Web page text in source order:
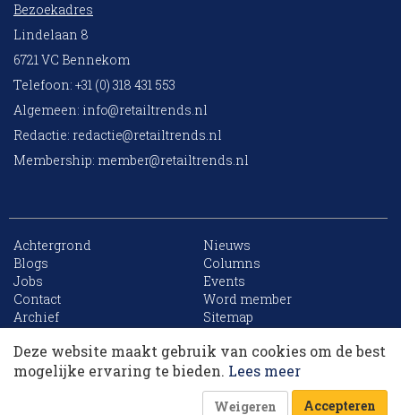
Bezoekadres
Lindelaan 8
6721 VC Bennekom
Telefoon: +31 (0) 318 431 553
Algemeen: info@retailtrends.nl
Redactie: redactie@retailtrends.nl
Membership: member@retailtrends.nl
Achtergrond
Nieuws
Blogs
Columns
Jobs
Events
Contact
Word member
Archief
Sitemap
Website is powered by
Deze website maakt gebruik van cookies om de best
mogelijke ervaring te bieden. Lees meer
Weigeren Accepteren
Korting op events